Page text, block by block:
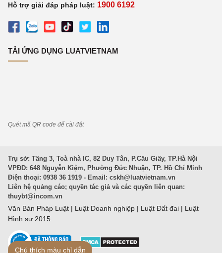
Hỗ trợ giải đáp pháp luật: 1900 6192
TẢI ỨNG DỤNG LUATVIETNAM
Quét mã QR code để cài đặt
Trụ sở: Tầng 3, Toà nhà IC, 82 Duy Tân, P.Cầu Giấy, TP.Hà Nội
VPĐD: 648 Nguyễn Kiệm, Phường Đức Nhuận, TP. Hồ Chí Minh
Điện thoại: 0938 36 1919 - Email: cskh@luatvietnam.vn
Liên hệ quảng cáo; quyền tác giả và các quyền liên quan:
thuybt@incom.vn
Văn Bản Pháp Luật | Luật Doanh nghiệp | Luật Đất đai | Luật
Hình sự 2015
Chú thích màu chỉ dẫn